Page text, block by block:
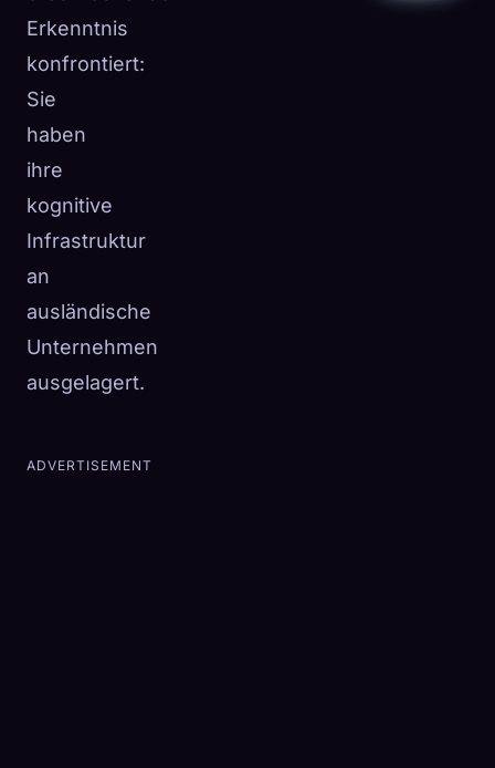
Erkenntnis
konfrontiert:
Sie
haben
ihre
kognitive
Infrastruktur
an
ausländische
Unternehmen
ausgelagert.
ADVERTISEMENT